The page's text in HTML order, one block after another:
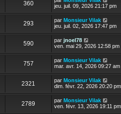
360
jeu. juil. 09, 2026 21:17 pm
293 par Monsieur Vilak
jeu. juil. 02, 2026 17:47 pm
590 par jnoel78
ven. mai 29, 2026 12:58 pm
757 par Monsieur Vilak
mar. avr. 14, 2026 09:27 am
2321 par Monsieur Vilak
dim. févr. 22, 2026 20:20 pm
2789 par Monsieur Vilak
ven. févr. 13, 2026 19:11 pm